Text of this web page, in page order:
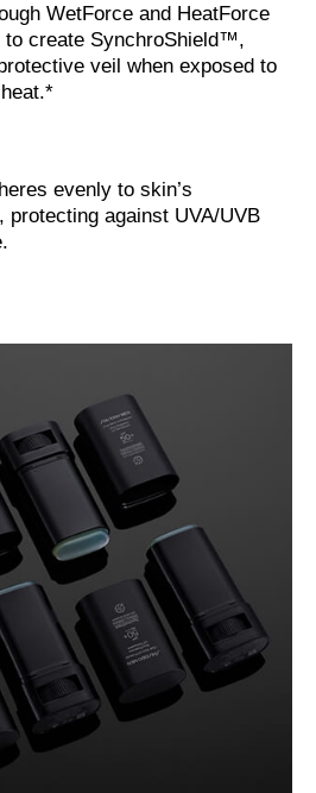
WetForce and HeatForce
to create SynchroShield™,
veil when exposed to
evenly to skin’s
against UVA/UVB